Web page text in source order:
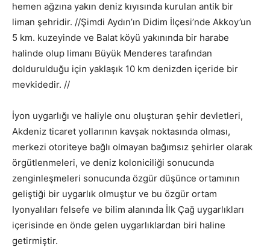
hemen ağzına yakın deniz kıyısında kurulan antik bir
liman şehridir. //Şimdi Aydın’ın Didim İlçesi’nde Akkoy’un
5 km. kuzeyinde ve Balat köyü yakınında bir harabe
halinde olup limanı Büyük Menderes tarafından
doldurulduğu için yaklaşık 10 km denizden içeride bir
mevkidedir. //
İyon uygarlığı ve haliyle onu oluşturan şehir devletleri,
Akdeniz ticaret yollarının kavşak noktasında olması,
merkezi otoriteye bağlı olmayan bağımsız şehirler olarak
örgütlenmeleri, ve deniz koloniciliği sonucunda
zenginleşmeleri sonucunda özgür düşünce ortamının
geliştiği bir uygarlık olmuştur ve bu özgür ortam
Iyonyalıları felsefe ve bilim alanında İlk Çağ uygarlıkları
içerisinde en önde gelen uygarlıklardan biri haline
getirmiştir.